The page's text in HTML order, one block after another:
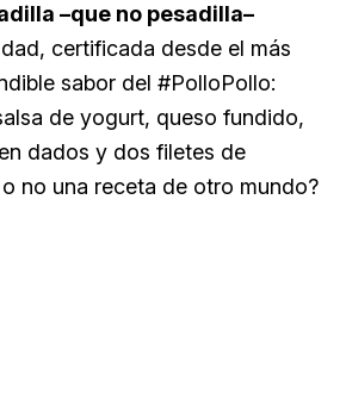
–que no pesadilla–
certificada desde el más
sabor del #PolloPollo:
de yogurt, queso fundido,
dados y dos filetes de
no una receta de otro mundo?